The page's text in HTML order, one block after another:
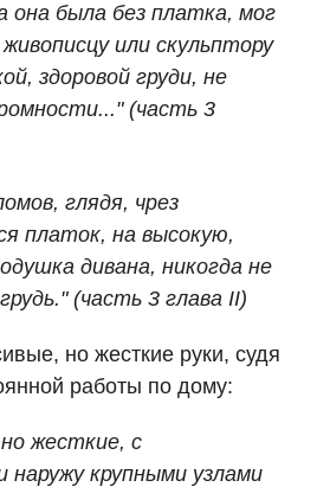
она была без платка, мог
или скульптору
здоровой груди, не
(часть 3
глядя, чрез
платок, на высокую,
дивана, никогда не
(часть 3 глава II)
но жесткие руки, судя
работы по дому:
жесткие, с
крупными узлами